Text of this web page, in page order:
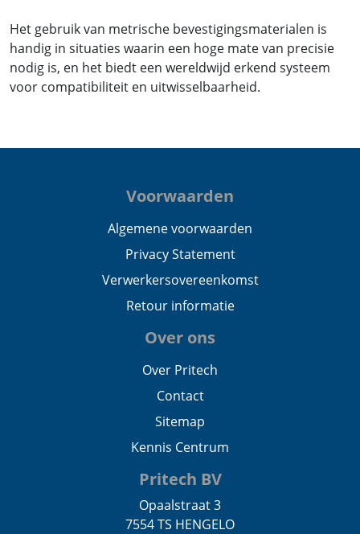
Het gebruik van metrische bevestigingsmaterialen is
handig in situaties waarin een hoge mate van precisie
nodig is, en het biedt een wereldwijd erkend systeem
voor compatibiliteit en uitwisselbaarheid.
Voorwaarden
Algemene voorwaarden
Privacy Statement
Verwerkersovereenkomst
Retour informatie
Over ons
Over Pritech
Contact
Sitemap
Kennis Centrum
Pritech BV
Opaalstraat 3
7554 TS HENGELO